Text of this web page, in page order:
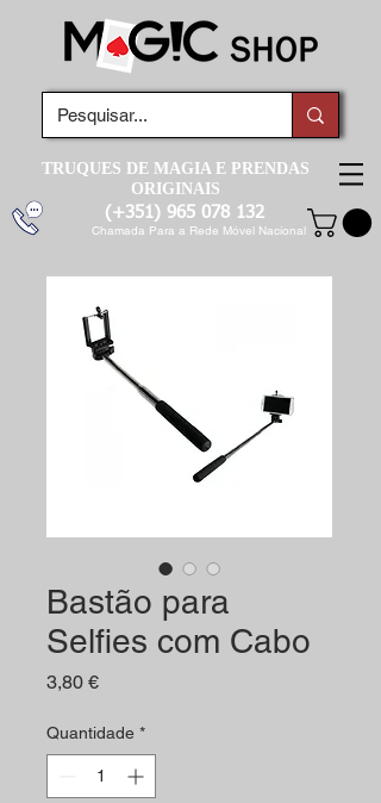
TRUQUES DE MAGIA E PRENDAS
ORIGINAIS
(+351) 965 078 132
Chamada Para a Rede Móvel Nacional
Bastão para
Selfies com Cabo
3,80 €Preço
Quantidade *